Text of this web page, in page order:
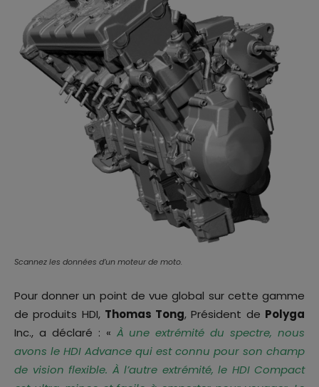
Scannez les données d’un moteur de moto.
Pour donner un point de vue global sur cette gamme
de produits HDI, Thomas Tong, Président de Polyga
Inc., a déclaré : « À une extrémité du spectre, nous
avons le HDI Advance qui est connu pour son champ
de vision flexible. À l’autre extrémité, le HDI Compact